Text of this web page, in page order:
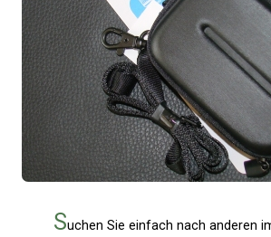
Suchen Sie einfach nach anderen